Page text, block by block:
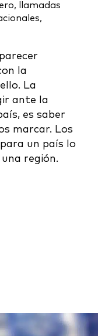
,
llamadas
,
la
La
ante la
es saber
marcar. Los
un país lo
región.